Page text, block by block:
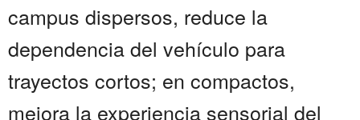
campus dispersos, reduce la
dependencia del vehículo para
trayectos cortos; en compactos,
mejora la experiencia sensorial del